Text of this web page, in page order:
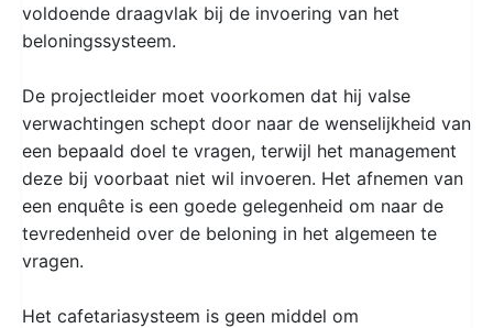
voldoende draagvlak bij de invoering van het
beloningssysteem.
De projectleider moet voorkomen dat hij valse
verwachtingen schept door naar de wenselijkheid van
een bepaald doel te vragen, terwijl het management
deze bij voorbaat niet wil invoeren. Het afnemen van
een enquête is een goede gelegenheid om naar de
tevredenheid over de beloning in het algemeen te
vragen.
Het cafetariasysteem is geen middel om